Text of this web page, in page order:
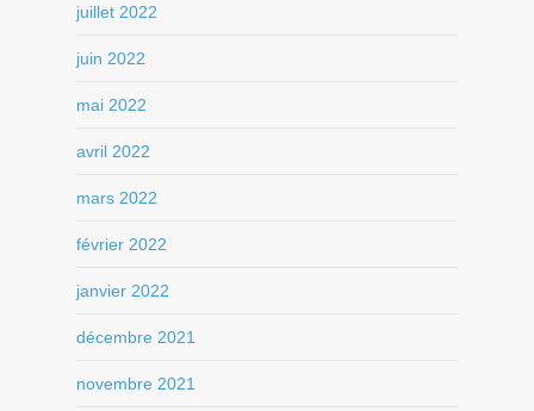
juillet 2022
juin 2022
mai 2022
avril 2022
mars 2022
février 2022
janvier 2022
décembre 2021
novembre 2021